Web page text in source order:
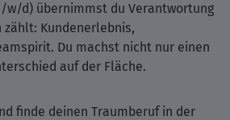
w/d) übernimmst du Verantwortung
Kundenerlebnis,
Du machst nicht nur einen
auf der Fläche.
finde deinen Traumberuf in der